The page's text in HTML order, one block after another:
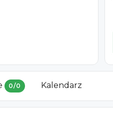
0/0 Kalendarz